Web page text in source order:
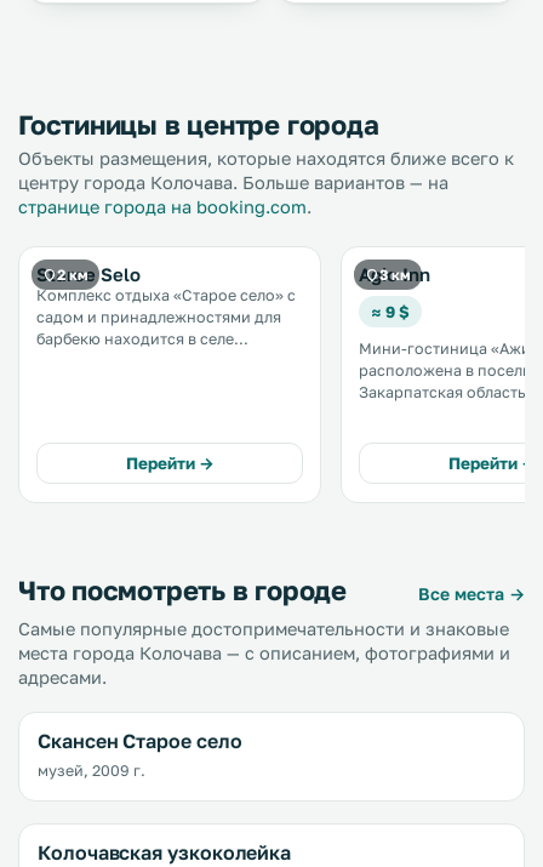
Гостиницы в центре города
Объекты размещения, которые находятся ближе всего к
центру города Колочава. Больше вариантов — на
странице города на booking.com.
2 км
Staroe Selo
Комплекс отдыха «Старое село» с
садом и принадлежностями для
барбекю находится в селе
балкон. .
Перейти →
3 км
Agio Inn
≈ 9 $
Мини-гостиница
расположена в
Закарпатская область,
помещение для
ресторан. .
Перейти →
Что посмотреть в городе
Все места →
Самые популярные достопримечательности и знаковые
места города Колочава — с описанием, фотографиями и
адресами.
Скансен Старое село
музей, 2009 г.
Колочавская узкоколейка